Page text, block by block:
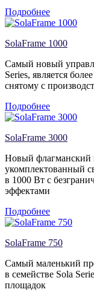
Подробнее
SolaFrame 1000
Самый новый
Series, является
снятому с
Подробнее
SolaFrame 3000
Новый флагманский
укомплектованный
в 1000 Вт с
эффектами
Подробнее
SolaFrame 750
Самый маленький
в семействе Sola
площадок